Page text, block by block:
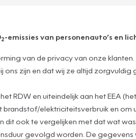
2-emissies van personenauto’s en
van de privacy van onze
zijn en dat wij ze altijd
RDW en uiteindelijk aan het EEA
elektriciteitsverbruik en om
ook te vergelijken met dat wat
gevolgd worden. De